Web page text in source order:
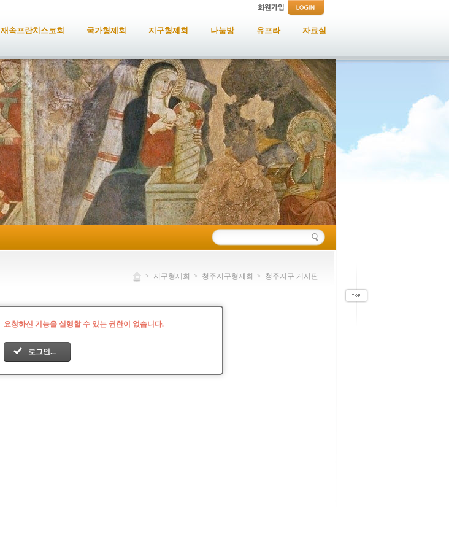
재속프란치스코회 국가형제회 지구형제회 나눔방 유프라 자료실
> 지구형제회 > 청주지구형제회 > 청주지구 게시판
요청하신 기능을 실행할 수 있는 권한이 없습니다.
로그인...